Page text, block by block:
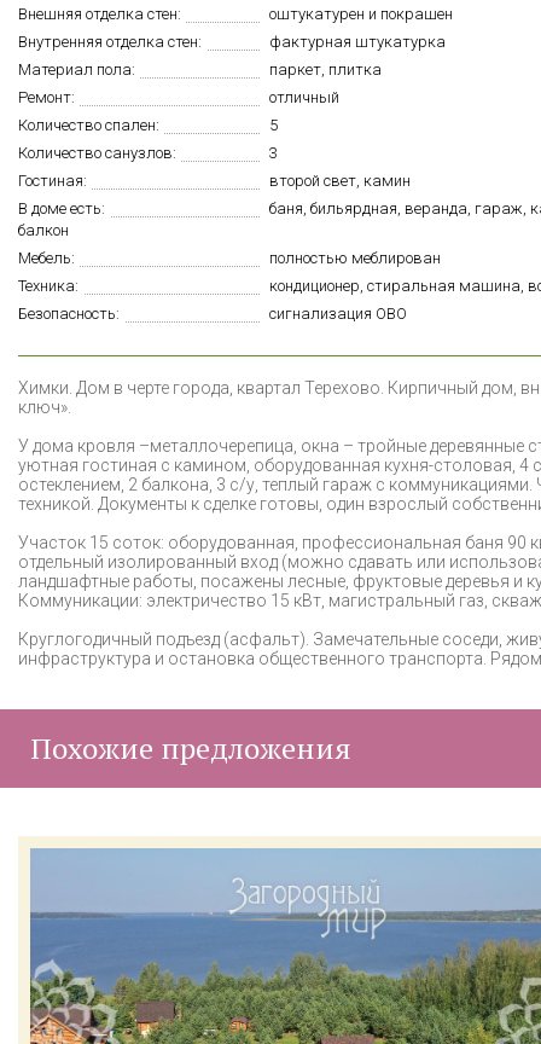
Внешняя отделка стен:
оштукатурен и покрашен
Внутренняя отделка стен:
фактурная штукатурка
Материал пола:
паркет, плитка
Ремонт:
отличный
Количество спален:
5
Количество санузлов:
3
Гостиная:
второй свет, камин
В доме есть:
баня, бильярдная, веранда, гараж,
балкон
Мебель:
полностью меблирован
Техника:
кондиционер, стиральная машина,
Безопасность:
сигнализация ОВО
Химки. Дом в черте города, квартал Терехово. Кирпичный дом,
ключ».
У дома кровля –металлочерепица, окна – тройные
уютная гостиная с камином, оборудованная кухня-столовая,
остеклением, 2 балкона, 3 с/у, теплый гараж с
техникой. Документы к сделке готовы, один взрослый
Участок 15 соток: оборудованная, профессиональная баня
отдельный изолированный вход (можно сдавать или
ландшафтные работы, посажены лесные, фруктовые деревья и
Коммуникации: электричество 15 кВт, магистральный газ,
Круглогодичный подъезд (асфальт). Замечательные соседи,
инфраструктура и остановка общественного транспорта.
Похожие предложения